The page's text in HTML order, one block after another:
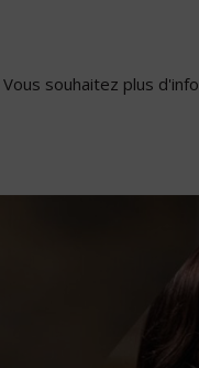
Vous souhaitez plus